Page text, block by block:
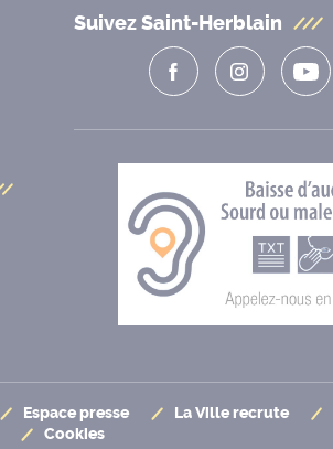
Suivez Saint-Herblain
Espace presse La Ville recrute
Cookies